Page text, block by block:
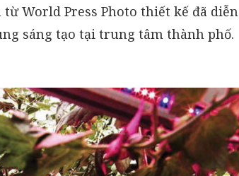
World Press Photo thiết kế đã diễn
sáng tạo tại trung tâm thành phố.